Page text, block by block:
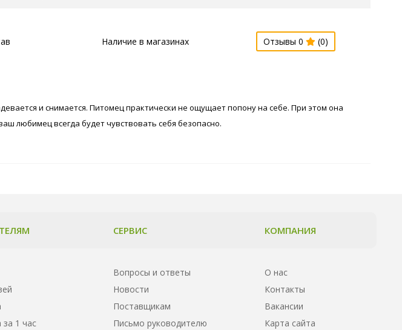
Наличие в магазинах Отзывы 0 (0)
и снимается. Питомец практически не ощущает попону на себе. При этом она
любимец всегда будет чувствовать себя безопасно.
за 1 час
СЕРВИС
Вопросы и ответы
Новости
Поставщикам
Письмо руководителю
КОМПАНИЯ
О нас
Контакты
Вакансии
Карта сайта